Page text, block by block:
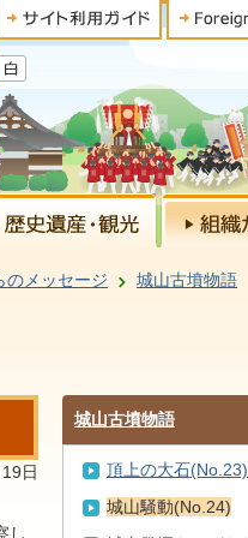
のメッセージ 城山古墳物語
日
し
城山古墳物語
頂上の大石(No.23)
城山騒動(No.24)